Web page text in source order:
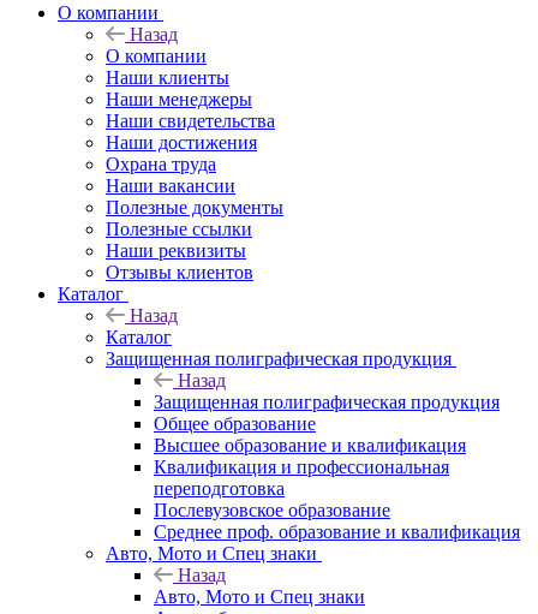
О компании
Назад
О компании
Наши клиенты
Наши менеджеры
Наши свидетельства
Наши достижения
Охрана труда
Наши вакансии
Полезные документы
Полезные ссылки
Наши реквизиты
Отзывы клиентов
Каталог
Назад
Каталог
Защищенная полиграфическая продукция
Назад
Защищенная полиграфическая продукция
Общее образование
Высшее образование и квалификация
Квалификация и профессиональная
переподготовка
Послевузовское образование
Среднее проф. образование и квалификация
Авто, Мото и Спец знаки
Назад
Авто, Мото и Спец знаки